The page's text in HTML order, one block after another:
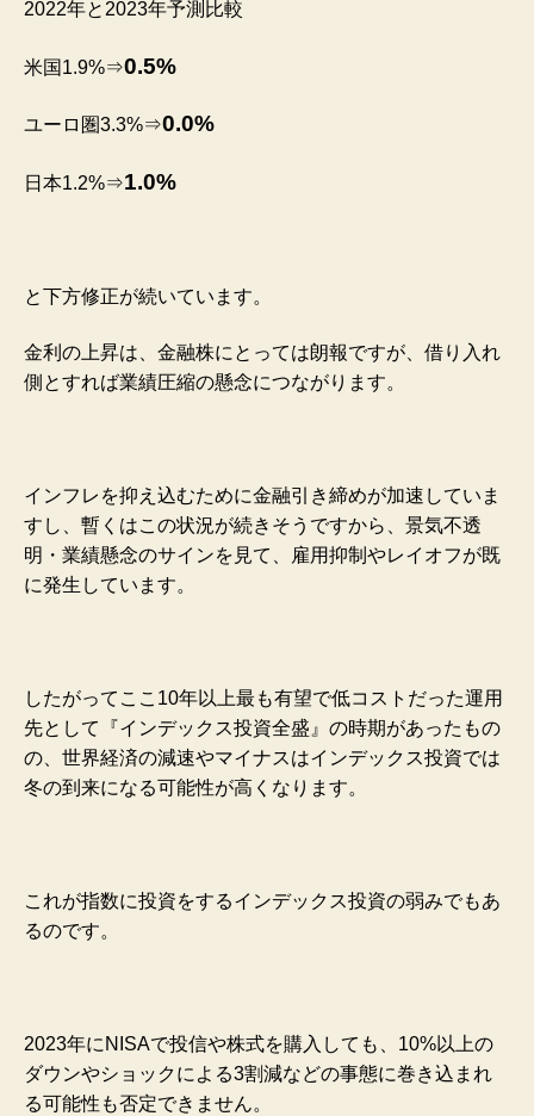
2022年と2023年予測比較
米国1.9%⇒0.5%
ユーロ圏3.3%⇒0.0%
日本1.2%⇒1.0%
と下方修正が続いています。
金利の上昇は、金融株にとっては朗報ですが、借り入れ
側とすれば業績圧縮の懸念につながります。
インフレを抑え込むために金融引き締めが加速していま
すし、暫くはこの状況が続きそうですから、景気不透
明・業績懸念のサインを見て、雇用抑制やレイオフが既
に発生しています。
したがってここ10年以上最も有望で低コストだった運用
先として『インデックス投資全盛』の時期があったもの
の、世界経済の減速やマイナスはインデックス投資では
冬の到来になる可能性が高くなります。
これが指数に投資をするインデックス投資の弱みでもあ
るのです。
2023年にNISAで投信や株式を購入しても、10%以上の
ダウンやショックによる3割減などの事態に巻き込まれ
る可能性も否定できません。